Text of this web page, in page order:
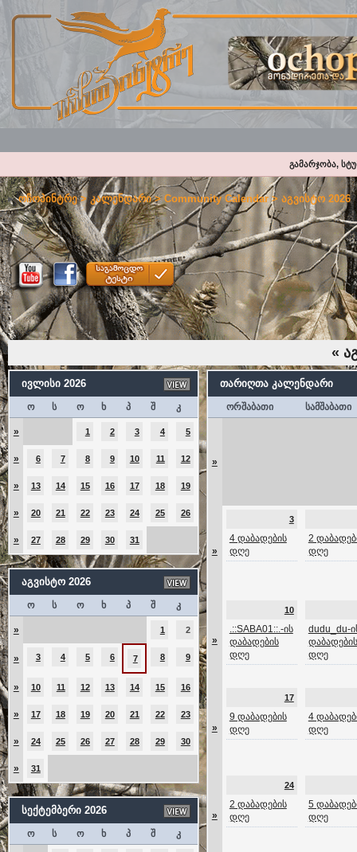
გამარჯობა,
ოჩოპინტრე>კალენდარი>Community Calendar> აგვისტო 2026
«
ივლისი 2026
ო ს ო ხ პ შ კ
» 1 2 3 4 5
» 6 7 8 9 10 11 12
» 13 14 15 16 17 18 19
» 20 21 22 23 24 25 26
» 27 28 29 30 31
აგვისტო 2026
ო ს ო ხ პ შ კ
» 1 2
» 3 4 5 6 7 8 9
» 10 11 12 13 14 15 16
» 17 18 19 20 21 22 23
» 24 25 26 27 28 29 30
» 31
სექტემბერი 2026
ო ს ო ხ პ შ კ
თარიღთა კალენდარი
ორშაბათი სამშაბათი
»
»
3
4 დაბადების
დღე
2
დღე
»
10
.::SABA01::.-ის
დაბადების
დღე
dudu_du-
დაბადების
დღე
»
17
9 დაბადების
დღე
4
დღე
»
24
2 დაბადების
დღე
5
დღე